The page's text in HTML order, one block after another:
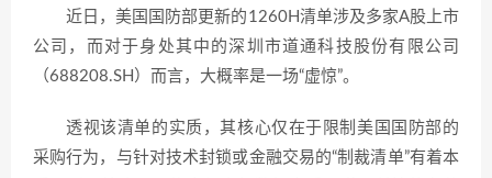
近日，美国国防部更新的1260H清单涉及多家A股上市
公司，而对于身处其中的深圳市道通科技股份有限公司
（688208.SH）而言，大概率是一场“虚惊”。
透视该清单的实质，其核心仅在于限制美国国防部的
采购行为，与针对技术封锁或金融交易的“制裁清单”有着本